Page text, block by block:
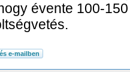
évente 100-
e-mailben